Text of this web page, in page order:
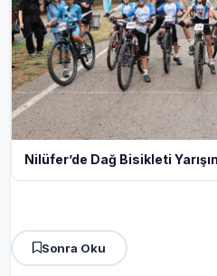
Nilüfer’de Dağ Bisikleti
Sonra Oku